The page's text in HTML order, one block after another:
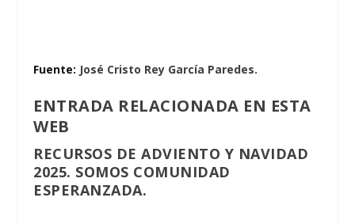
Fuente: José Cristo Rey García Paredes.
ENTRADA RELACIONADA EN ESTA
WEB
RECURSOS DE ADVIENTO Y NAVIDAD
2025. SOMOS COMUNIDAD
ESPERANZADA.